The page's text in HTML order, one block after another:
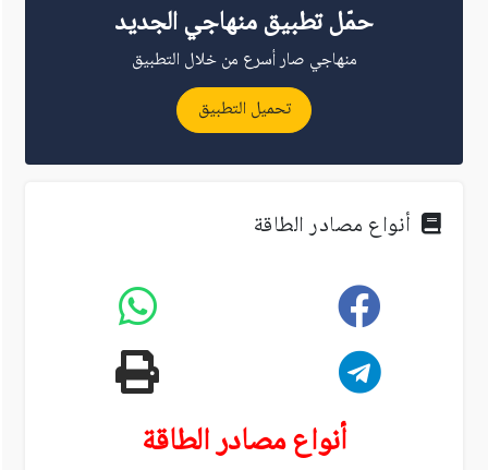
حمّل تطبيق منهاجي الجديد
منهاجي صار أسرع من خلال التطبيق
تحميل التطبيق
أنواع مصادر الطاقة
أنواع مصادر الطاقة